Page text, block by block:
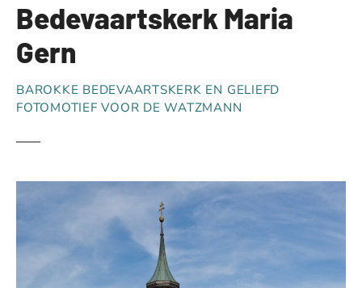
Bedevaartskerk Maria
Gern
BAROKKE BEDEVAARTSKERK EN GELIEFD
FOTOMOTIEF VOOR DE WATZMANN